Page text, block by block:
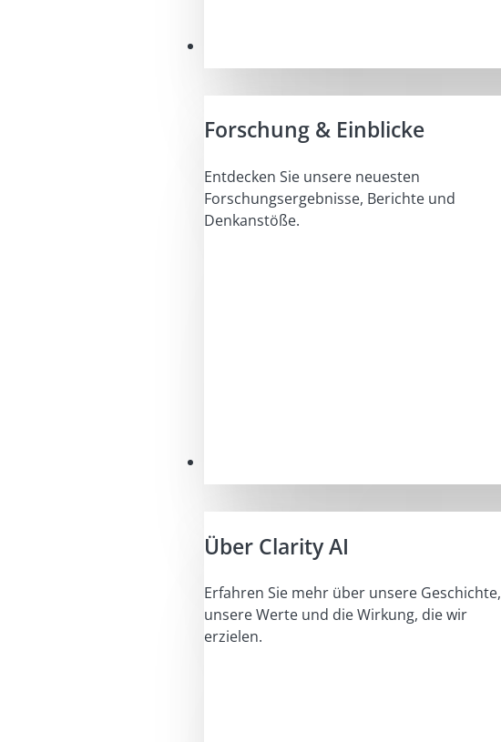
Forschung & Einblicke
Entdecken Sie unsere neuesten
Forschungsergebnisse, Berichte und
Denkanstöße.
Über Clarity AI
Erfahren Sie mehr über unsere Geschichte,
unsere Werte und die Wirkung, die wir
erzielen.